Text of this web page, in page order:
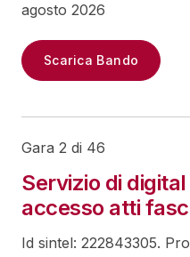
agosto 2026
Scarica Bando
Gara 2 di 46
Servizio di
accesso atti
Id sintel: 222843305.